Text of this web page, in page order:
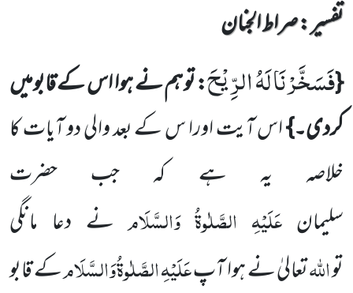
تفسیر : ‎صراط الجنان
{فَسَخَّرْنَا لَهُ الرِّیْحَ: تو ہم نے ہوا اس کے قابومیں
کردی۔}اس آیت اورا س کے بعد والی دو آیات کا
خلاصہ یہ ہے کہ جب حضرت
سلیمان عَلَیْہِ الصَّلٰوۃُ وَالسَّلَامنے دعا مانگی
تواللہتعالیٰ نے ہوا آپعَلَیْہِالصَّلٰوۃُوَالسَّلَامکے قابو